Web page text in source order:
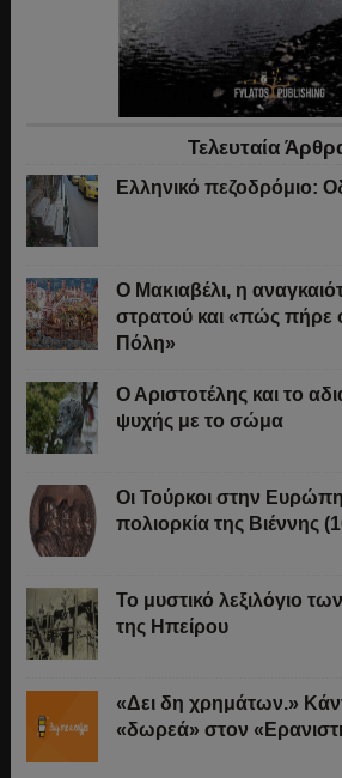
Τελευταία
Ελληνικό πεζοδρόμιο:
Ο Μακιαβέλι, η
στρατού και «πώς πήρε
Πόλη»
Ο Αριστοτέλης και το
ψυχής με το σώμα
Οι Τούρκοι στην
πολιορκία της Βιέννης
Το μυστικό λεξιλόγιο
της Ηπείρου
«Δει δη χρημάτων.»
«δωρεά» στον